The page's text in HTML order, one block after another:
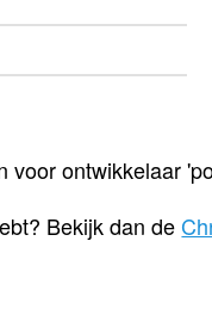
voor ontwikkelaar
Bekijk dan de